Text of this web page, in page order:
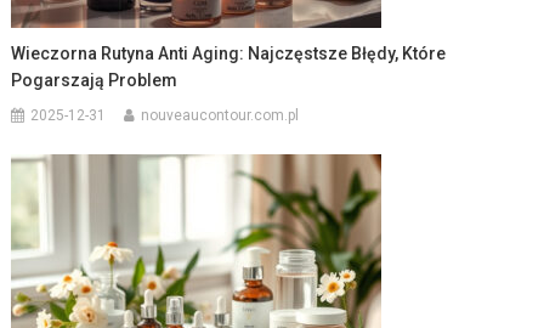
Wieczorna Rutyna Anti Aging: Najczęstsze Błędy, Które
Pogarszają Problem
2025-12-31 nouveaucontour.com.pl